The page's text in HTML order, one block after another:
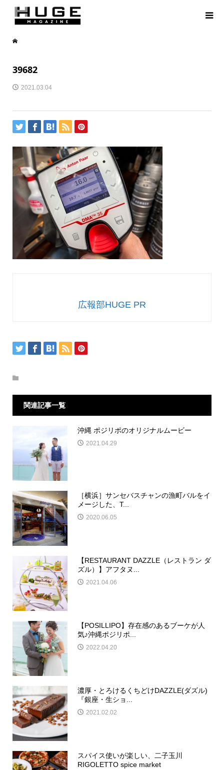
39682
2021.03.04
広報部HUGE PR
関連記事一覧
沖縄 ポジリポのオリジナルムービー
2021.04.29
［横浜］サンセバスチャンの漁町バルをイ
メージした、T...
2020.06.05
【RESTAURANT DAZZLE（レストラン ダ
ズル）】アフタヌ...
2021.04.06
【POSILLIPO】存在感のあるブーケが人
気♪沖縄ポジリポ...
2022.04.20
濃厚・とろけるくちどけDAZZLE(ダズル)
『銀座・生ショ...
2021.02.02
スパイス使いが楽しい、二子玉川
RIGOLETTO spice market